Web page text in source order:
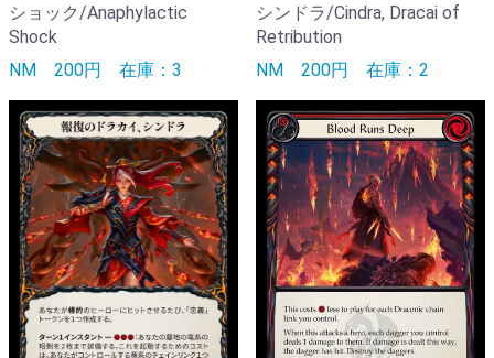
ショック/Anaphylactic
Shock
NM 200円 在庫：3
シンドラ/Cindra, Dracai of
Retribution
NM 200円 在庫：2